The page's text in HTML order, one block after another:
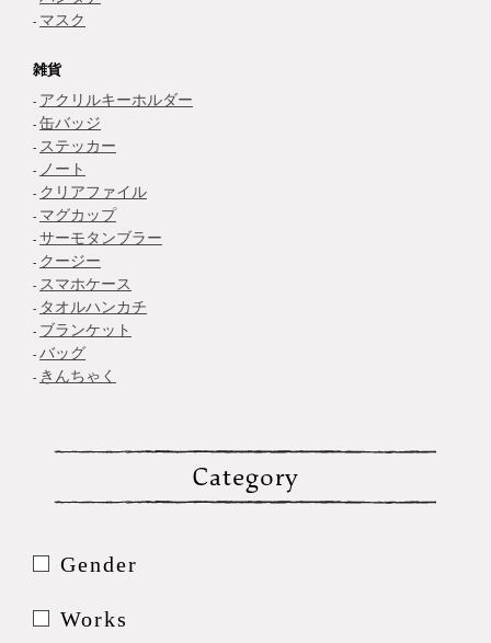
マスク
雑貨
アクリルキーホルダー
缶バッジ
ステッカー
ノート
クリアファイル
マグカップ
サーモタンブラー
クージー
スマホケース
タオルハンカチ
ブランケット
バッグ
きんちゃく
Category
Gender
Works